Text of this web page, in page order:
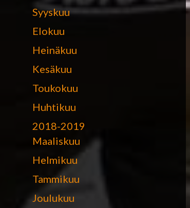
Syyskuu
Elokuu
Heinäkuu
Kesäkuu
Toukokuu
Huhtikuu
2018-2019
Maaliskuu
Helmikuu
Tammikuu
Joulukuu